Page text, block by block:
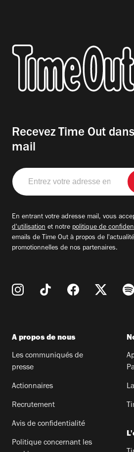
Recevez Time Out
mail
Entrez
votre
adresse
En entrant votre adresse mail, vous
d'utilisation et notre politique de
emails de Time Out à propos de
promotionnelles de nos partenaires.
A propos de nous
Les communiqués de
presse
Actionnaires
Recrutement
Avis de confidentialité
Politique concernant les